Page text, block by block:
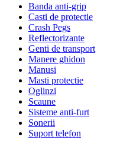
Banda anti-grip
Casti de protectie
Crash Pegs
Reflectorizante
Genti de transport
Manere ghidon
Manusi
Masti protectie
Oglinzi
Scaune
Sisteme anti-furt
Sonerii
Suport telefon